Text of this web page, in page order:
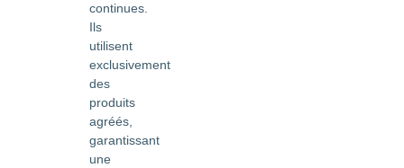
continues.
Ils
utilisent
exclusivement
des
produits
agréés,
garantissant
une